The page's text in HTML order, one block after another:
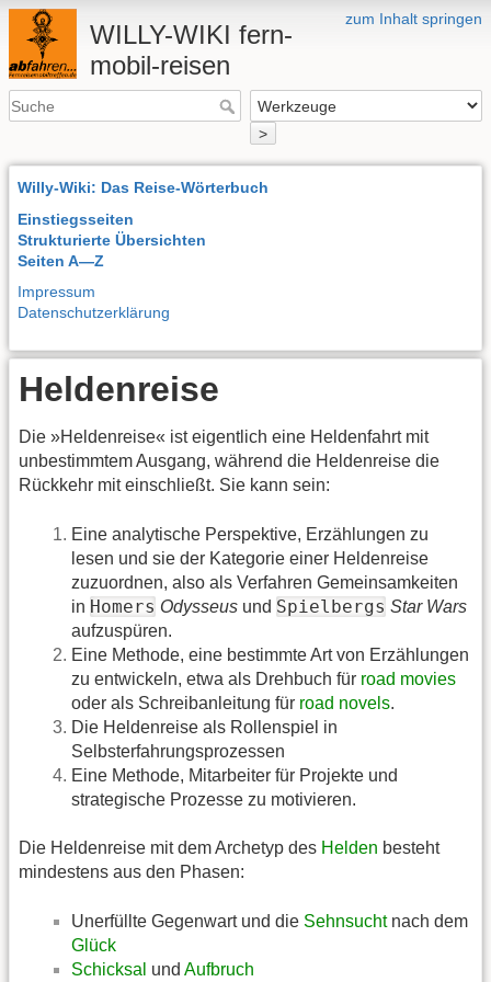
zum Inhalt springen
WILLY-WIKI fern-
mobil-reisen
>
Willy-Wiki: Das Reise-Wörterbuch
Einstiegsseiten
Strukturierte Übersichten
Seiten A—Z
Impressum
Datenschutzerklärung
Heldenreise
Die »Heldenreise« ist eigentlich eine Heldenfahrt mit
unbestimmtem Ausgang, während die Heldenreise die
Rückkehr mit einschließt. Sie kann sein:
Eine analytische Perspektive, Erzählungen zu
lesen und sie der Kategorie einer Heldenreise
zuzuordnen, also als Verfahren Gemeinsamkeiten
in Homers Odysseus und Spielbergs Star Wars
aufzuspüren.
Eine Methode, eine bestimmte Art von Erzählungen
zu entwickeln, etwa als Drehbuch für road movies
oder als Schreibanleitung für road novels.
Die Heldenreise als Rollenspiel in
Selbsterfahrungsprozessen
Eine Methode, Mitarbeiter für Projekte und
strategische Prozesse zu motivieren.
Die Heldenreise mit dem Archetyp des Helden besteht
mindestens aus den Phasen:
Unerfüllte Gegenwart und die Sehnsuchtnach dem
Glück
Schicksal und Aufbruch